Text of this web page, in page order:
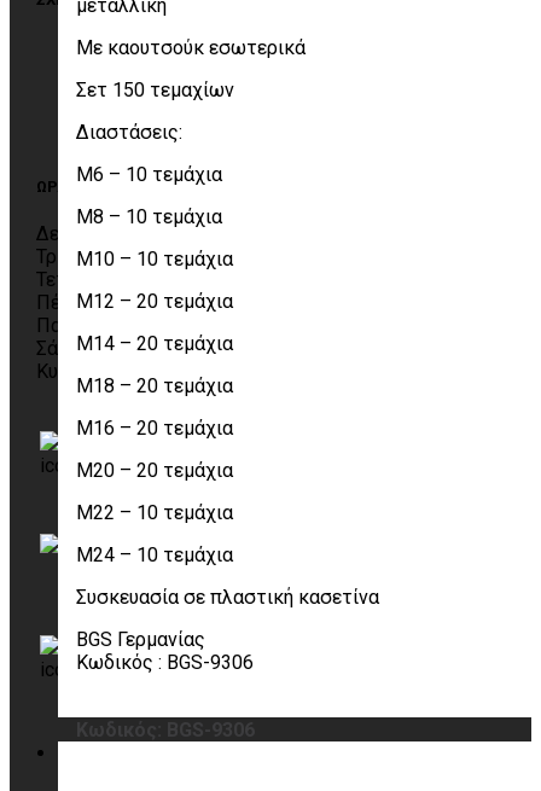
μεταλλική
Με καουτσούκ εσωτερικά
Σετ 150 τεμαχίων
Διαστάσεις:
M6 – 10 τεμάχια
M8 – 10 τεμάχια
M10 – 10 τεμάχια
M12 – 20 τεμάχια
M14 – 20 τεμάχια
M18 – 20 τεμάχια
M16 – 20 τεμάχια
M20 – 20 τεμάχια
M22 – 10 τεμάχια
M24 – 10 τεμάχια
Συσκευασία σε πλαστική κασετίνα
BGS Γερμανίας
Κωδικός : BGS-9306
Κωδικός: BGS-9306
Τρόποι αποστολής
Πολιτική επιστροφών
Όροι χρήσης
ΩΡΑΡΙΟ
Δευτέρα 09:00 – 19:00
Τρίτη 09:00 – 19:00
Τετάρτη 09:00 – 19:00
Πέμπτη 09:00 – 19:00
Παρασκευή 09:00 – 19:00
Σάββατο 10:00 – 14:00
Κυριακή Κλειστά
Komninos Group
(@KomninosIgnatios)
info@komninos-group.gr
Χρειάζεσαι βοήθεια;
Επικοινωνήστε μαζί μας